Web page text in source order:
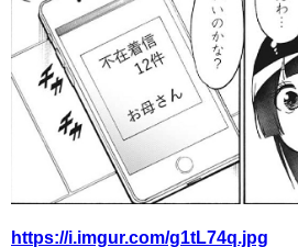
https://i.imgur.com/g1tL74q.jpg